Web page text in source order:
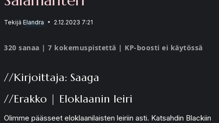
Tekijä Elandra 2.12.2023 7:21
320 sanaa | 7 kokemuspistettä | KP-boosti ei käytössä
//Kirjoittaja: Saaga
//Erakko | Eloklaanin leiri
Olimme päässeet eloklaanilaisten leiriin asti. Katsahdin Blackiin